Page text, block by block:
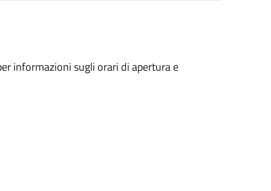
informazioni sugli orari di apertura e